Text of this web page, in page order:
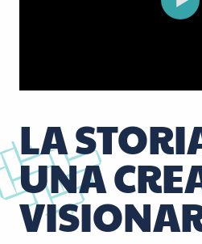
LA
UNA